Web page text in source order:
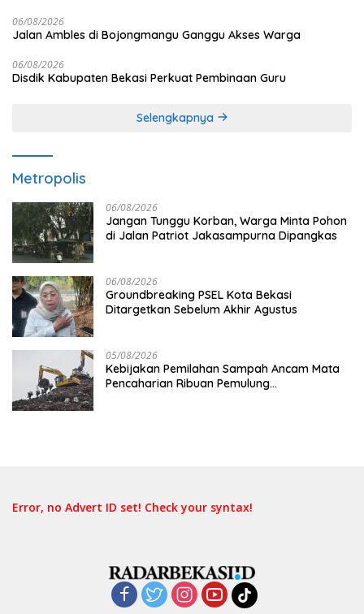
06/08/2026
Jalan Ambles di Bojongmangu Ganggu Akses Warga
06/08/2026
Disdik Kabupaten Bekasi Perkuat Pembinaan Guru
Selengkapnya
Metropolis
06/08/2026
Jangan Tunggu Korban, Warga Minta Pohon
di Jalan Patriot Jakasampurna Dipangkas
06/08/2026
Groundbreaking PSEL Kota Bekasi
Ditargetkan Sebelum Akhir Agustus
05/08/2026
Kebijakan Pemilahan Sampah Ancam Mata
Pencaharian Ribuan Pemulung
Error, no Advert ID set! Check your syntax!